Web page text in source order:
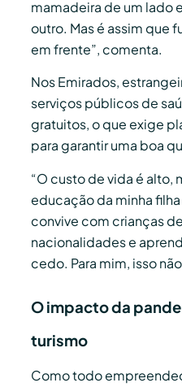
mamadeira de um lado
outro. Mas é assim que
em frente”, comenta.
Nos Emirados,
serviços públicos de
gratuitos, o que exige
para garantir uma boa
“O custo de vida é alto,
educação da minha
convive com crianças
nacionalidades e
cedo. Para mim, isso
O impacto da
turismo
Como todo